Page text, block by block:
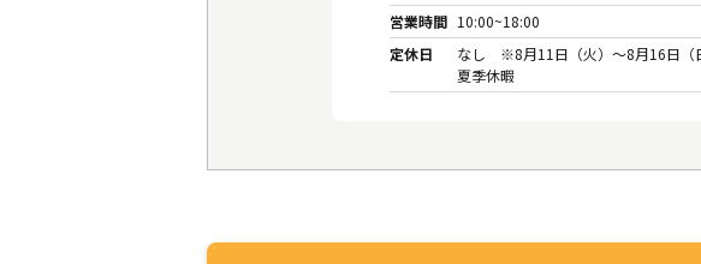
営業時間 10:00~18:00
定休日
なし ※8月11日（火）～8月16日（
夏季休暇